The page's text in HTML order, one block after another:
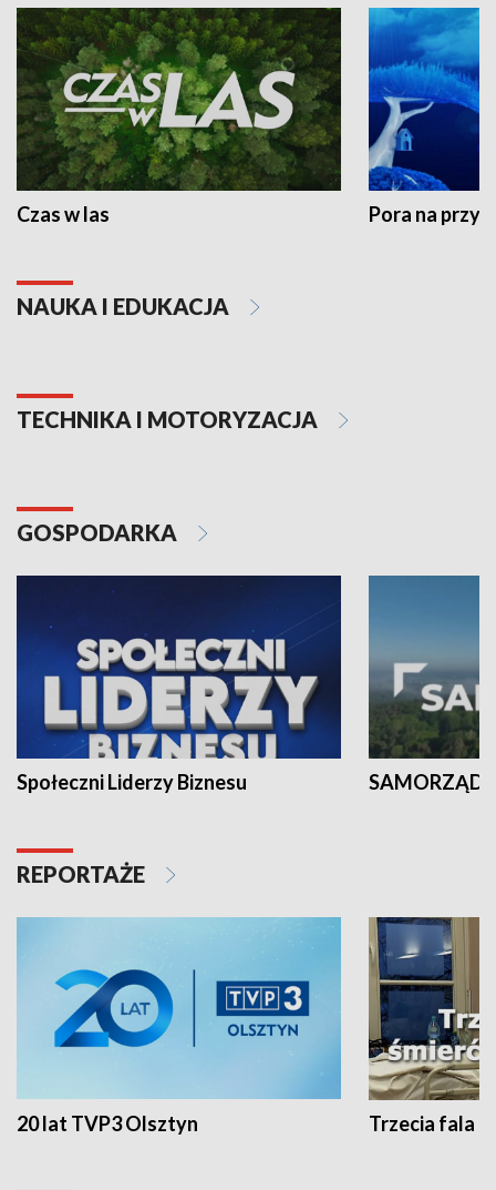
Czas w las Pora na
NAUKA I EDUKACJA
TECHNIKA I MOTORYZACJA
GOSPODARKA
Społeczni Liderzy Biznesu SAMORZĄD
REPORTAŻE
20 lat TVP3 Olsztyn Trzecia fala -